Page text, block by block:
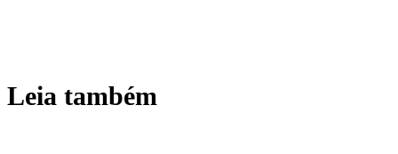
Leia também